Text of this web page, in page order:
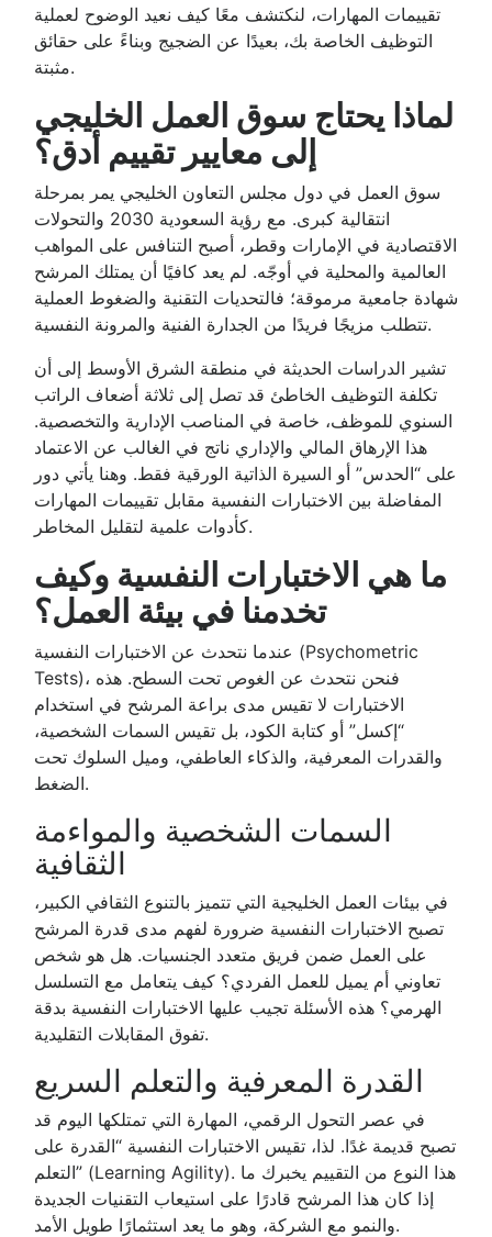
تقييمات المهارات، لنكتشف معًا كيف نعيد الوضوح لعملية
التوظيف الخاصة بك، بعيدًا عن الضجيج وبناءً على حقائق
مثبتة.
لماذا يحتاج سوق العمل الخليجي
إلى معايير تقييم أدق؟
سوق العمل في دول مجلس التعاون الخليجي يمر بمرحلة
انتقالية كبرى. مع رؤية السعودية 2030 والتحولات
الاقتصادية في الإمارات وقطر، أصبح التنافس على المواهب
العالمية والمحلية في أوجّه. لم يعد كافيًا أن يمتلك المرشح
شهادة جامعية مرموقة؛ فالتحديات التقنية والضغوط العملية
تتطلب مزيجًا فريدًا من الجدارة الفنية والمرونة النفسية.
تشير الدراسات الحديثة في منطقة الشرق الأوسط إلى أن
تكلفة التوظيف الخاطئ قد تصل إلى ثلاثة أضعاف الراتب
السنوي للموظف، خاصة في المناصب الإدارية والتخصصية.
هذا الإرهاق المالي والإداري ناتج في الغالب عن الاعتماد
على “الحدس” أو السيرة الذاتية الورقية فقط. وهنا يأتي دور
المفاضلة بين الاختبارات النفسية مقابل تقييمات المهارات
كأدوات علمية لتقليل المخاطر.
ما هي الاختبارات النفسية وكيف
تخدمنا في بيئة العمل؟
عندما نتحدث عن الاختبارات النفسية (Psychometric
Tests)، فنحن نتحدث عن الغوص تحت السطح. هذه
الاختبارات لا تقيس مدى براعة المرشح في استخدام
“إكسل” أو كتابة الكود، بل تقيس السمات الشخصية،
والقدرات المعرفية، والذكاء العاطفي، وميل السلوك تحت
الضغط.
السمات الشخصية والمواءمة
الثقافية
في بيئات العمل الخليجية التي تتميز بالتنوع الثقافي الكبير،
تصبح الاختبارات النفسية ضرورة لفهم مدى قدرة المرشح
على العمل ضمن فريق متعدد الجنسيات. هل هو شخص
تعاوني أم يميل للعمل الفردي؟ كيف يتعامل مع التسلسل
الهرمي؟ هذه الأسئلة تجيب عليها الاختبارات النفسية بدقة
تفوق المقابلات التقليدية.
القدرة المعرفية والتعلم السريع
في عصر التحول الرقمي، المهارة التي تمتلكها اليوم قد
تصبح قديمة غدًا. لذا، تقيس الاختبارات النفسية “القدرة على
التعلم” (Learning Agility). هذا النوع من التقييم يخبرك ما
إذا كان هذا المرشح قادرًا على استيعاب التقنيات الجديدة
والنمو مع الشركة، وهو ما يعد استثمارًا طويل الأمد.